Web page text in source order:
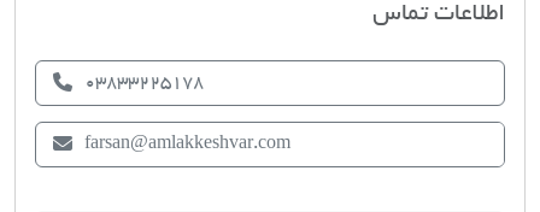
اطلاعات تماس
03833225178
farsan@amlakkeshvar.com